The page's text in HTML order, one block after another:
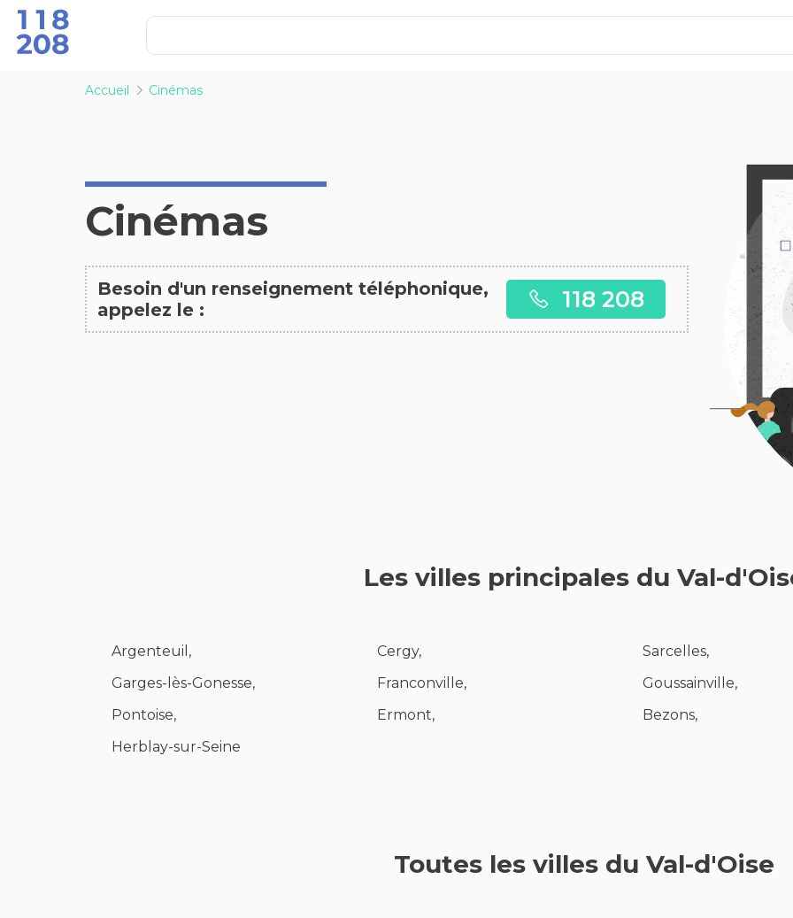
Accueil Cinémas
Cinémas
Besoin d'un renseignement téléphonique,
appelez le :
118 208
Les villes principales du Val-
Argenteuil, Cergy,
Sarcelles,
Garges-lès-Gonesse,
Franconville,
Goussainville,
Pontoise,
Ermont,
Bezons,
Herblay-sur-Seine
Toutes les villes du Val-d'Oise